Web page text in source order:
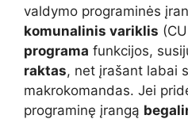
valdymo programinės
komunalinis variklis
programa funkcijos,
raktas, net įrašant labai
makrokomandas. Jei
programinę įrangą